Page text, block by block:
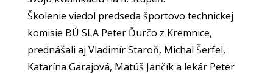
Školenie viedol predseda športovo technickej
komisie BÚ SLA Peter Ďurčo z Kremnice,
prednášali aj Vladimír Staroň, Michal Šerfel,
Katarína Garajová, Matúš Jančík a lekár Peter